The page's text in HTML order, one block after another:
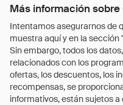
Más información
Intentamos asegurarnos de
muestra aquí y en la
Sin embargo, todos los
relacionados con los
ofertas, los descuentos, los
recompensas, se
informativos, están sujetos